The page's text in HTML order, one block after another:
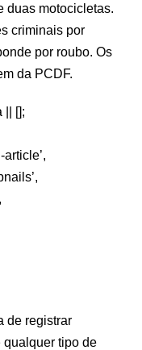
duas motocicletas.
criminais por
por roubo. Os
da PCDF.
|| [];
de registrar
qualquer tipo de